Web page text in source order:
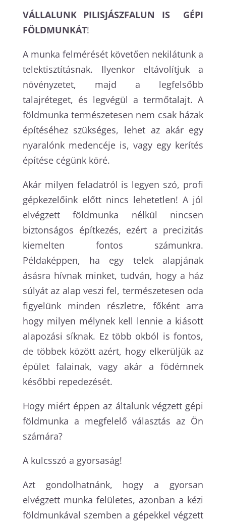
VÁLLALUNK PILISJÁSZFALUN IS GÉPI
FÖLDMUNKÁT!
A munka felmérését követően nekilátunk a
telektisztításnak. Ilyenkor eltávolítjuk a
növényzetet, majd a legfelsőbb
talajréteget, és legvégül a termőtalajt. A
földmunka természetesen nem csak házak
építéséhez szükséges, lehet az akár egy
nyaralónk medencéje is, vagy egy kerítés
építése cégünk köré.
Akár milyen feladatról is legyen szó, profi
gépkezelőink előtt nincs lehetetlen! A jól
elvégzett földmunka nélkül nincsen
biztonságos építkezés, ezért a precizitás
kiemelten fontos számunkra.
Példaképpen, ha egy telek alapjának
ásásra hívnak minket, tudván, hogy a ház
súlyát az alap veszi fel, természetesen oda
figyelünk minden részletre, főként arra
hogy milyen mélynek kell lennie a kiásott
alapozási síknak. Ez több okból is fontos,
de többek között azért, hogy elkerüljük az
épület falainak, vagy akár a födémnek
későbbi repedezését.
Hogy miért éppen az általunk végzett gépi
földmunka a megfelelő választás az Ön
számára?
A kulcsszó a gyorsaság!
Azt gondolhatnánk, hogy a gyorsan
elvégzett munka felületes, azonban a kézi
földmunkával szemben a gépekkel végzett